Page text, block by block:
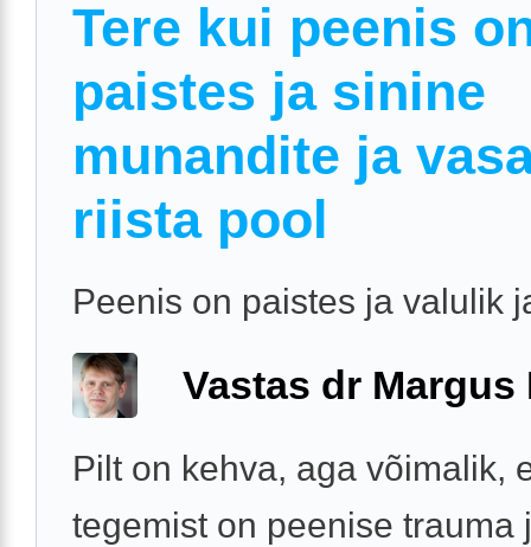
Tere kui peenis
paistes ja sinine
munandite ja
riista pool
Peenis on paistes ja valulik
Vastas dr Margus
Pilt on kehva, aga võimalik,
tegemist on peenise trauma